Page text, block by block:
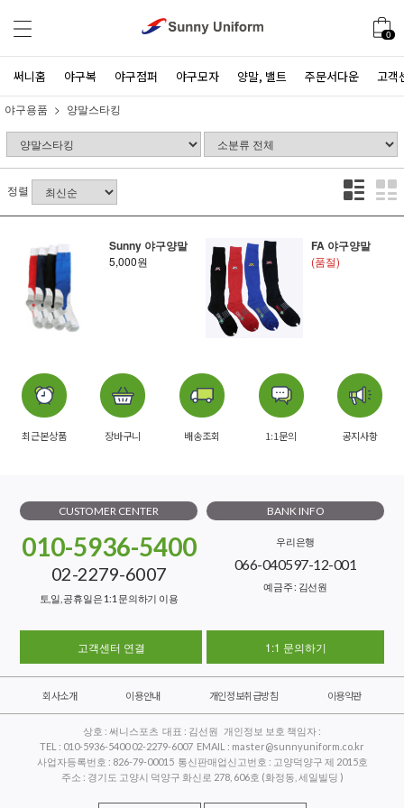
0
써니홈 야구복 야구점퍼 야구모자 양말, 밸트 주문서다운 고객
야구용품 양말스타킹
정렬
Sunny 야구양말
5,000원
FA 야구양말
(품절)
최근본상품 장바구니 배송조회 1:1문의 공지사항
CUSTOMER CENTER
010-5936-5400
02-2279-6007
토,일, 공휴일은 1:1 문의하기 이용
BANK INFO
우리은행
066-040597-12-001
예금주 : 김선원
고객센터 연결 1:1 문의하기
회사소개 이용안내 개인정보취급방침 이용약관
상호 : 써니스포츠 대표 : 김선원 개인정보 보호 책임자 :
TEL : 010-5936-5400 02-2279-6007 EMAIL : master@sunnyuniform.co.kr
사업자등록번호 : 826-79-00015 통신판매업신고번호 : 고양덕양구 제 2015호
주소 : 경기도 고양시 덕양구 화신로 278, 606호 (화정동, 세일빌딩 )